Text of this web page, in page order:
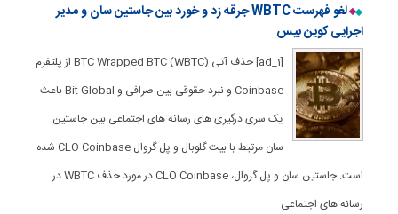
لغو فهرست WBTC جرقه زد و خورد بین جاستین سان و مدیر
اجرایی کوین بیس
[ad_1] حذف آتی BTC Wrapped BTC (WBTC) از پلتفرم
Coinbase و نبرد حقوقی بین صرافی و Bit Global باعث
یک سری درگیری های رسانه های اجتماعی بین جاستین
سان مرتبط با بیت گلوبال و پل گروال CLO Coinbase شده
است. جاستین سان و پل گروال، CLO Coinbase در مورد حذف WBTC در
رسانه های اجتماعی